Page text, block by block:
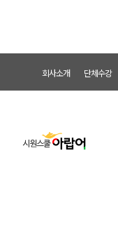
회사소개 단체수강